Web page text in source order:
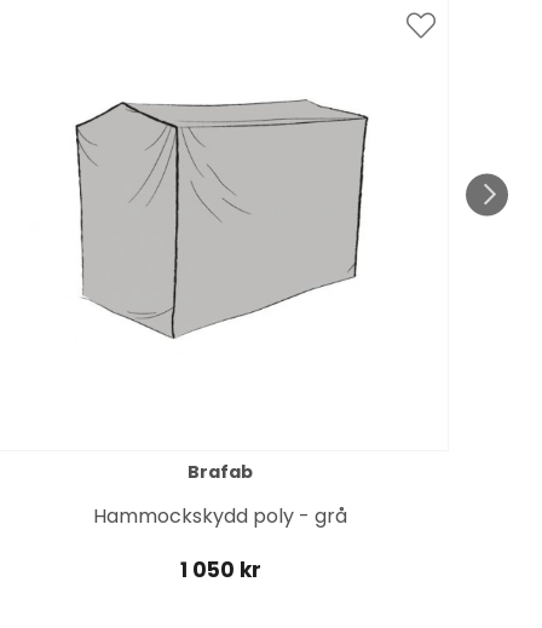
Brafab
Hammockskydd poly - grå
1 050 kr